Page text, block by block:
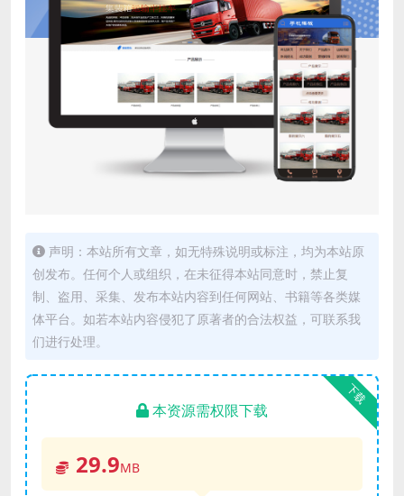
声明：本站所有文章，如无特殊说明或标注，均为本站原
创发布。任何个人或组织，在未征得本站同意时，禁止复
制、盗用、采集、发布本站内容到任何网站、书籍等各类媒
体平台。如若本站内容侵犯了原著者的合法权益，可联系我
们进行处理。
下载
本资源需权限下载
29.9MB